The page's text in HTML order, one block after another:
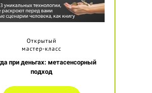
Открытый
мастер-класс
при деньгах: метасенсорный
подход